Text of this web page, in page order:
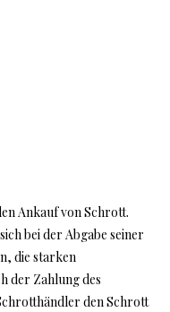
Ankauf von Schrott.
bei der Abgabe seiner
die starken
der Zahlung des
den Schrott